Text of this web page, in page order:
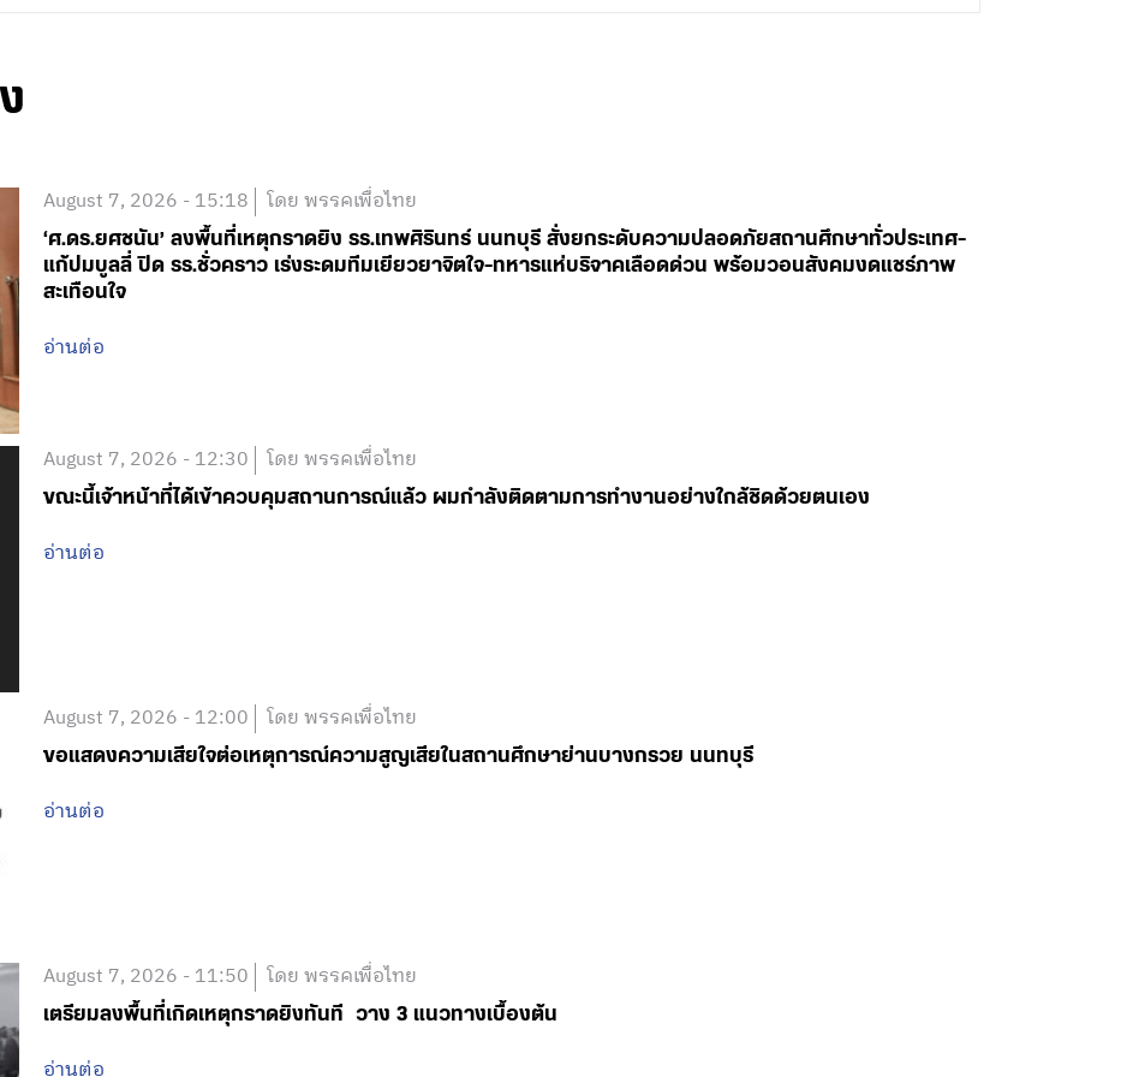
August 7, 2026 - 15:18 โดย พรรคเพื่อไทย
‘ศ.ดร.ยศชนัน’ ลงพื้นที่เหตุกราดยิง รร.เทพศิรินทร์ นนทบุรี สั่งยกระดับความปลอดภัยสถานศึกษาทั่วประเทศ-
แก้ปมบูลลี่ ปิด รร.ชั่วคราว เร่งระดมทีมเยียวยาจิตใจ-ทหารแห่บริจาคเลือดด่วน พร้อมวอนสังคมงดแชร์ภาพ
สะเทือนใจ
อ่านต่อ
August 7, 2026 - 12:30 โดย พรรคเพื่อไทย
ขณะนี้เจ้าหน้าที่ได้เข้าควบคุมสถานการณ์แล้ว ผมกำลังติดตามการทำงานอย่างใกล้ชิดด้วยตนเอง
อ่านต่อ
August 7, 2026 - 12:00 โดย พรรคเพื่อไทย
ขอแสดงความเสียใจต่อเหตุการณ์ความสูญเสียในสถานศึกษาย่านบางกรวย นนทบุรี
อ่านต่อ
August 7, 2026 - 11:50 โดย พรรคเพื่อไทย
เตรียมลงพื้นที่เกิดเหตุกราดยิงทันที วาง 3 แนวทางเบื้องต้น
อ่านต่อ